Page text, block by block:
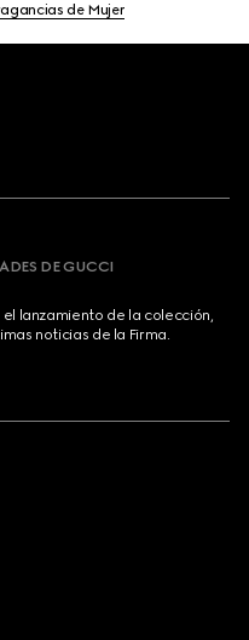
de Mujer
DE GUCCI
lanzamiento de la colección,
noticias de la Firma.